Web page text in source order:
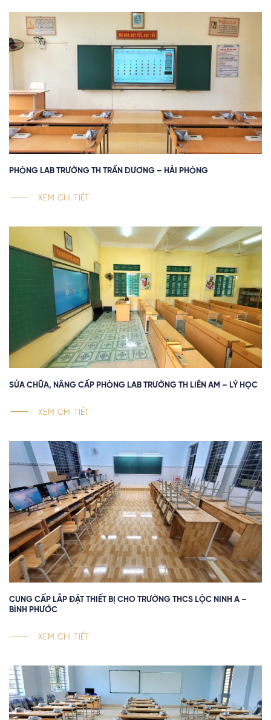
PHÒNG LAB TRƯỜNG TH TRẤN DƯƠNG – HẢI PHÒNG
XEM CHI TIẾT
SỬA CHỮA, NÂNG CẤP PHÒNG LAB TRƯỜNG TH LIÊN AM – LÝ HỌC
XEM CHI TIẾT
CUNG CẤP LẮP ĐẶT THIẾT BỊ CHO TRƯỜNG THCS LỘC NINH A –
BÌNH PHƯỚC
XEM CHI TIẾT